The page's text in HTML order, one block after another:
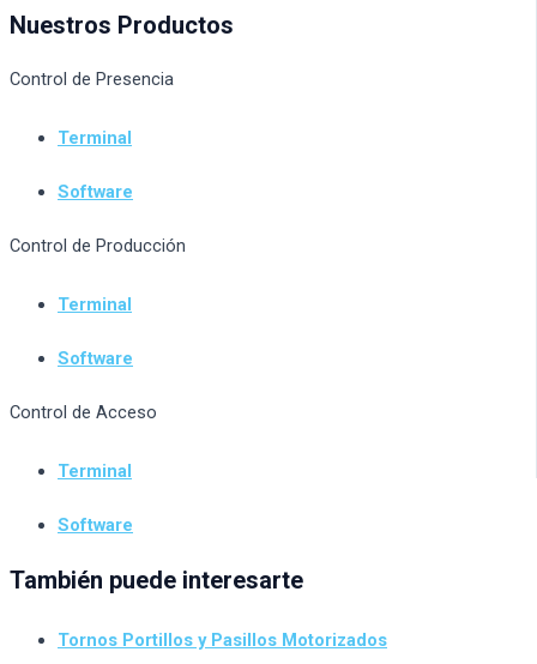
Nuestros Productos
Control de Presencia
Terminal
Software
Control de Producción
Terminal
Software
Control de Acceso
Terminal
Software
También puede interesarte
Tornos Portillos y Pasillos Motorizados